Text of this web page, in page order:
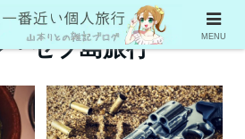
セブ島旅行 MENU